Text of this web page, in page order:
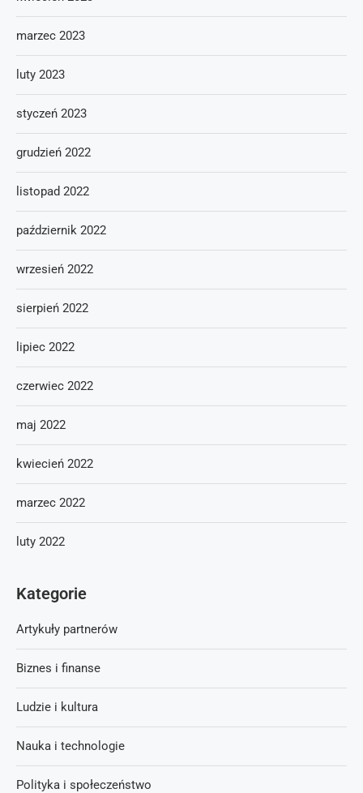
marzec 2023
luty 2023
styczeń 2023
grudzień 2022
listopad 2022
październik 2022
wrzesień 2022
sierpień 2022
lipiec 2022
czerwiec 2022
maj 2022
kwiecień 2022
marzec 2022
luty 2022
Kategorie
Artykuły partnerów
Biznes i finanse
Ludzie i kultura
Nauka i technologie
Polityka i społeczeństwo